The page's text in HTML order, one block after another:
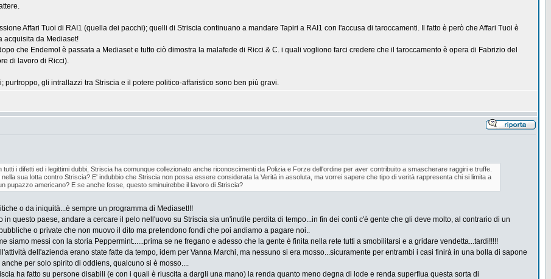
Affari Tuoi di RAI1 (quella dei pacchi); quelli di Striscia continuano a mandare Tapiri a RAI1 con l'accusa di taroccamenti. Il fatto è però che Affari Tuoi è
acquisita da Mediaset!
che Endemol è passata a Mediaset e tutto ciò dimostra la malafede di Ricci & C. i quali vogliono farci credere che il taroccamento è opera di Fabrizio del
di lavoro di Ricci).
purtroppo, gli intrallazzi tra Striscia e il potere politico-affaristico sono ben più gravi.
i difetti ed i legittimi dubbi, Striscia ha comunque collezionato anche riconoscimenti da Polizia e Forze dell'ordine per aver contribuito a smascherare raggiri e truffe.
sua lotta contro Striscia? E' indubbio che Striscia non possa essere considerata la Verità in assoluta, ma vorrei sapere che tipo di verità rappresenta chi si limita a
pupazzo americano? E se anche fosse, questo sminuirebbe il lavoro di Striscia?
o da iniquità...è sempre un programma di Mediaset!!!
in questo paese, andare a cercare il pelo nell'uovo su Striscia sia un'inutile perdita di tempo...in fin dei conti c'è gente che gli deve molto, al contrario di un
o private che non muovo il dito ma pretendono fondi che poi andiamo a pagare noi..
siamo messi con la storia Peppermint......prima se ne fregano e adesso che la gente è finita nella rete tutti a smobilitarsi e a gridare vendetta...tardi!!!!!
dell'azienda erano state fatte da tempo, idem per Vanna Marchi, ma nessuno si era mosso...sicuramente per entrambi i casi finirà in una bolla di sapone
per solo spirito di oddiens, qualcuno si è mosso....
ha fatto su persone disabili (e con i quali è riuscita a dargli una mano) la renda quanto meno degna di lode e renda superflua questa sorta di